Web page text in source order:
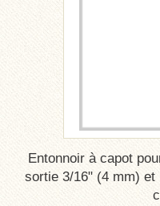
Entonnoir à capot
sortie 3/16" (4 mm) et